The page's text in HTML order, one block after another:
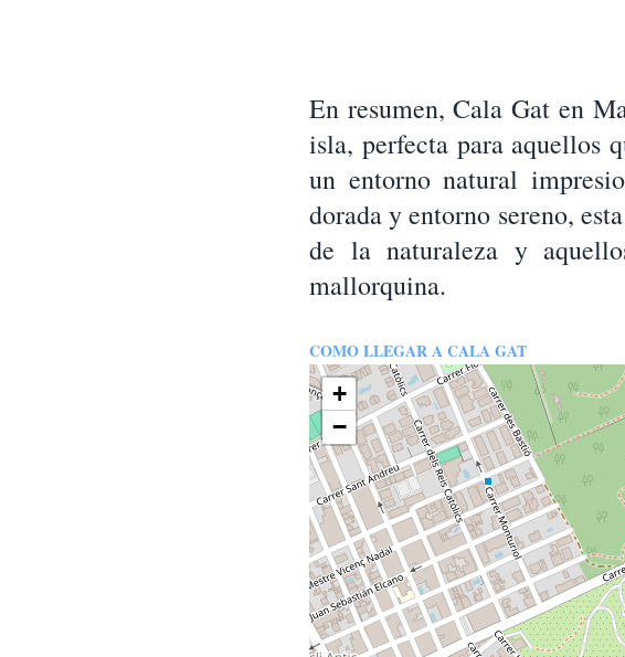
En resumen, Cala Gat en
isla, perfecta para aquellos
un entorno natural
dorada y entorno sereno,
de la naturaleza y
mallorquina.
COMO LLEGAR A CALA GAT
+
−